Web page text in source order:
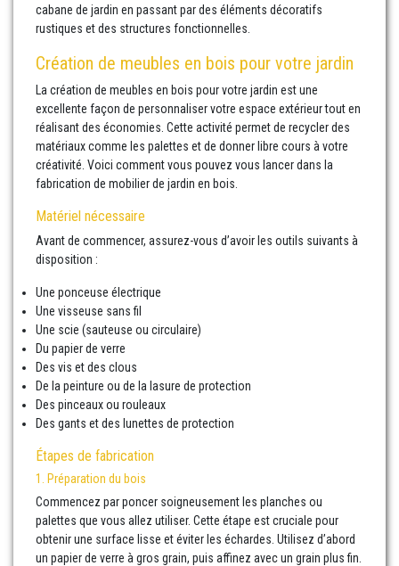
cabane de jardin en passant par des éléments décoratifs
rustiques et des structures fonctionnelles.
Création de meubles en bois pour votre jardin
La création de meubles en bois pour votre jardin est une
excellente façon de personnaliser votre espace extérieur tout en
réalisant des économies. Cette activité permet de recycler des
matériaux comme les palettes et de donner libre cours à votre
créativité. Voici comment vous pouvez vous lancer dans la
fabrication de mobilier de jardin en bois.
Matériel nécessaire
Avant de commencer, assurez-vous d’avoir les outils suivants à
disposition :
Une ponceuse électrique
Une visseuse sans fil
Une scie (sauteuse ou circulaire)
Du papier de verre
Des vis et des clous
De la peinture ou de la lasure de protection
Des pinceaux ou rouleaux
Des gants et des lunettes de protection
Étapes de fabrication
1. Préparation du bois
Commencez par poncer soigneusement les planches ou
palettes que vous allez utiliser. Cette étape est cruciale pour
obtenir une surface lisse et éviter les échardes. Utilisez d’abord
un papier de verre à gros grain, puis affinez avec un grain plus fin.